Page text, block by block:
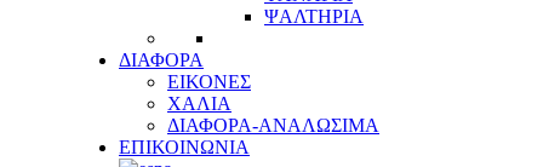
ΨΑΛΤΗΡΙΑ
ΔΙΑΦΟΡΑ
ΕΙΚΟΝΕΣ
ΧΑΛΙΑ
ΔΙΑΦΟΡΑ-ΑΝΑΛΩΣΙΜΑ
ΕΠΙΚΟΙΝΩΝΙΑ